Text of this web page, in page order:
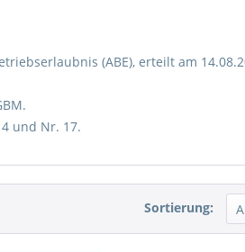
(ABE), erteilt am
und Nr. 17.
Sortierung: